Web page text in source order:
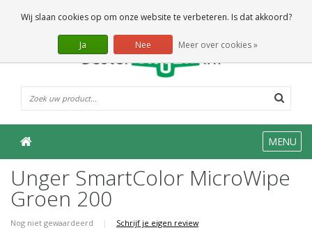
0 Artikelen
MENU
Unger SmartColor MicroWipe
Groen 200
Nog niet gewaardeerd | Schrijf je eigen review
Wij slaan cookies op om onze website te verbeteren. Is dat akkoord?
Ja Nee Meer over cookies »